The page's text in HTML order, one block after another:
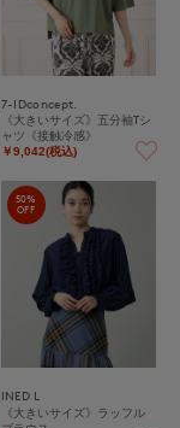
7-IDconcept.
《大きいサイズ》五分袖Tシ
ャツ《接触冷感》
￥9,042(税込)
50%
OFF
INED L
《大きいサイズ》ラッフル